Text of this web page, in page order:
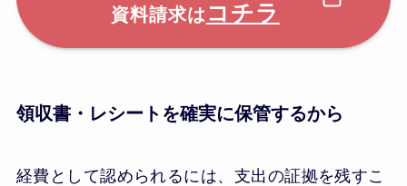
資料請求は コチラ
領収書・レシートを確実に保管するから
経費として認められるには、支出の証拠を残すこ